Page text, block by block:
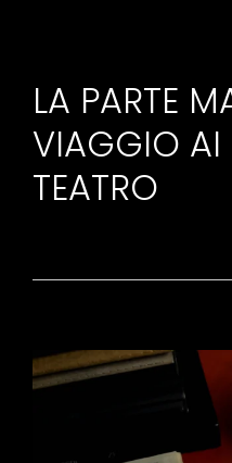
LA PARTE
VIAGGIO AI
TEATRO